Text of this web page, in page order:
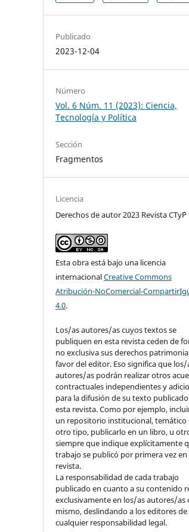
Publicado
2023-12-04
Número
Vol. 6 Núm. 11 (2023): Ciencia,
Tecnología y Política
Sección
Fragmentos
Licencia
Derechos de autor 2023 Revista CTy´P
Esta obra está bajo una licencia
internacionalCreative Commons
Atribución-NoComercial-
4.0.
Los/as autores/as cuyos textos se
publiquen en esta revista ceden de
no exclusiva sus derechos
favor del editor. Eso significa que los/
autores/as podrán realizar otros
contractuales independientes y
para la difusión de su texto
esta revista. Como por ejemplo,
un repositorio institucional, temático
otro tipo, publicarlo en un libro, u
siempre que indique explícitamente
trabajo se publicó por primera vez en
revista.
La responsabilidad de cada trabajo
publicado en cuanto a su contenido
exclusivamente en los/as autores/as
mismo, deslindando a los editores de
cualquier responsabilidad legal.